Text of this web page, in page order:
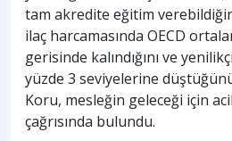
tam akredite eğitim
ilaç harcamasında OECD
gerisinde kalındığını ve
yüzde 3 seviyelerine
Koru, mesleğin geleceği için
çağrısında bulundu.